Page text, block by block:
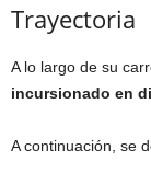
Trayectoria
A lo largo de su
incursionado en
A continuación, se